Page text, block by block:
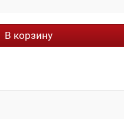
В корзину